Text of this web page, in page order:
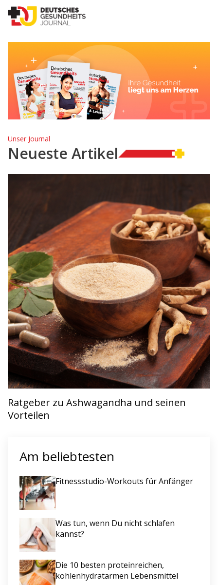
Unser Journal
Neueste Artikel
Ratgeber zu Ashwagandha und seinen
Vorteilen
Am beliebtesten
Fitnessstudio-Workouts für Anfänger
Was tun, wenn Du nicht schlafen
kannst?
Die 10 besten proteinreichen,
kohlenhydratarmen Lebensmittel